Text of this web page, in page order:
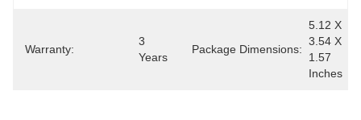
Warranty:
3
Years
Package Dimensions:
5.12 X
3.54 X
1.57
Inches